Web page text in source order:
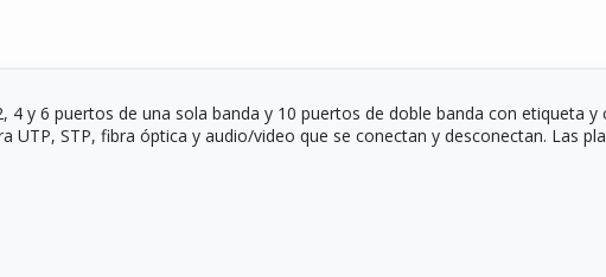
4 y 6 puertos de una sola banda y 10 puertos de doble banda con etiqueta
STP, fibra óptica y audio/video que se conectan y desconectan. Las